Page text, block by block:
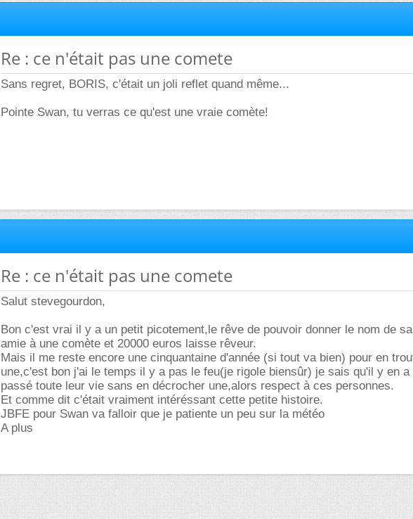
Re : ce n'était pas une comete
Sans regret, BORIS, c'était un joli reflet quand même...
Pointe Swan, tu verras ce qu'est une vraie comète!
Re : ce n'était pas une comete
Salut stevegourdon,
Bon c'est vrai il y a un petit picotement,le rêve de pouvoir donner le nom de
amie à une comète et 20000 euros laisse rêveur.
Mais il me reste encore une cinquantaine d'année (si tout va bien) pour en
une,c'est bon j'ai le temps il y a pas le feu(je rigole biensûr) je sais qu'il y en a
passé toute leur vie sans en décrocher une,alors respect à ces personnes.
Et comme dit c'était vraiment intéréssant cette petite histoire.
JBFE pour Swan va falloir que je patiente un peu sur la météo
A plus